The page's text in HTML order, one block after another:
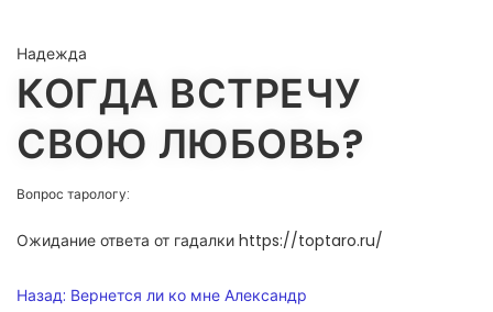
Надежда
КОГДА ВСТРЕЧУ
СВОЮ ЛЮБОВЬ?
Вопрос тарологу:
Ожидание ответа от гадалки https://toptaro.ru/
НАВИГАЦИЯ
Назад: Вернется ли ко мне Александр